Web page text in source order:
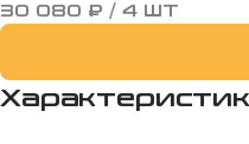
30 080 ₽ / 4 ШТ